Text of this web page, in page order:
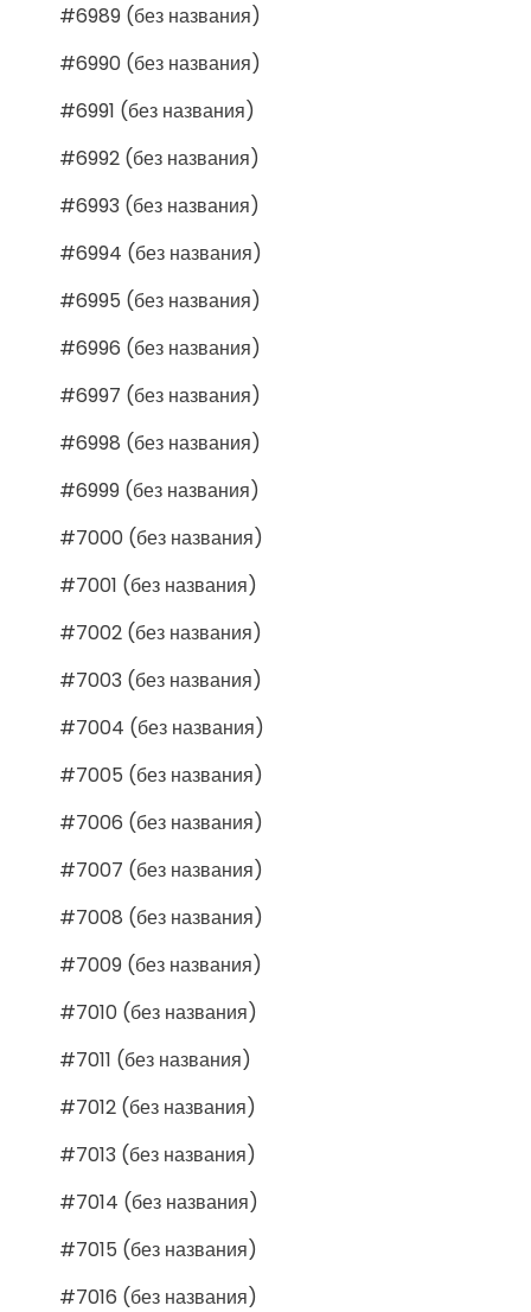
#6989 (без названия)
#6990 (без названия)
#6991 (без названия)
#6992 (без названия)
#6993 (без названия)
#6994 (без названия)
#6995 (без названия)
#6996 (без названия)
#6997 (без названия)
#6998 (без названия)
#6999 (без названия)
#7000 (без названия)
#7001 (без названия)
#7002 (без названия)
#7003 (без названия)
#7004 (без названия)
#7005 (без названия)
#7006 (без названия)
#7007 (без названия)
#7008 (без названия)
#7009 (без названия)
#7010 (без названия)
#7011 (без названия)
#7012 (без названия)
#7013 (без названия)
#7014 (без названия)
#7015 (без названия)
#7016 (без названия)